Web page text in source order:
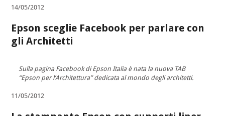
14/05/2012
Epson sceglie Facebook per parlare con
gli Architetti
Sulla pagina Facebook di Epson Italia è nata la nuova TAB
“Epson per l’Architettura” dedicata al mondo degli architetti.
11/05/2012